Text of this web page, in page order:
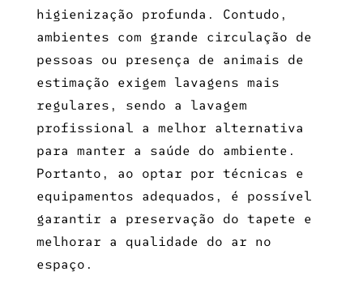
higienização profunda. Contudo,
ambientes com grande circulação de
pessoas ou presença de animais de
estimação exigem lavagens mais
regulares, sendo a lavagem
profissional a melhor alternativa
para manter a saúde do ambiente.
Portanto, ao optar por técnicas e
equipamentos adequados, é possível
garantir a preservação do tapete e
melhorar a qualidade do ar no
espaço.